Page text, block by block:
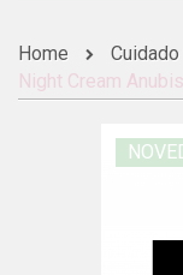
Home
Night Cream Anubis